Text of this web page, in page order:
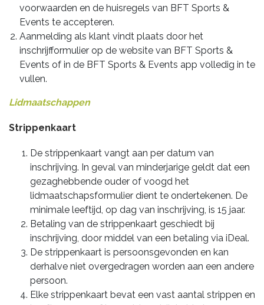
voorwaarden en de huisregels van BFT Sports &
Events te accepteren.
Aanmelding als klant vindt plaats door het
inschrijfformulier op de website van BFT Sports &
Events of in de BFT Sports & Events app volledig in te
vullen.
Lidmaatschappen
Strippenkaart
De strippenkaart vangt aan per datum van
inschrijving. In geval van minderjarige geldt dat een
gezaghebbende ouder of voogd het
lidmaatschapsformulier dient te ondertekenen. De
minimale leeftijd, op dag van inschrijving, is 15 jaar.
Betaling van de strippenkaart geschiedt bij
inschrijving, door middel van een betaling via iDeal.
De strippenkaart is persoonsgevonden en kan
derhalve niet overgedragen worden aan een andere
persoon.
Elke strippenkaart bevat een vast aantal strippen en